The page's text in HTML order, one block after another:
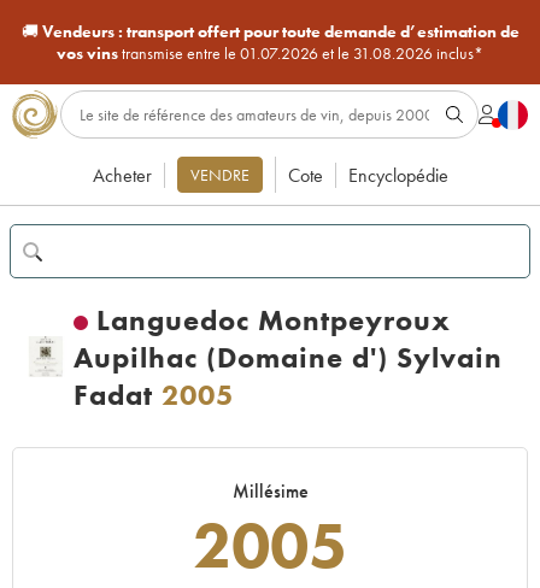
🚚Vendeurs : transport offert pour toute demande d’estimation de
vos vinstransmise entre le 01.07.2026 et le 31.08.2026 inclus*
Acheter VENDRE Cote Encyclopédie
Languedoc Montpeyroux
Aupilhac (Domaine d') Sylvain
Fadat 2005
Millésime
2005